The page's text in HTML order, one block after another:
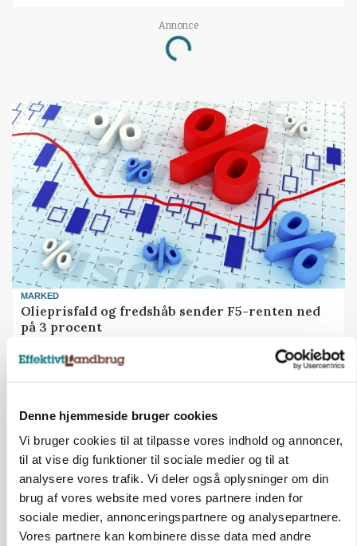
Denne hjemmeside bruger cookies
Vi bruger cookies til at tilpasse vores indhold og annoncer,
til at vise dig funktioner til sociale medier og til at
analysere vores trafik. Vi deler også oplysninger om din
brug af vores website med vores partnere inden for
sociale medier, annonceringspartnere og analysepartnere.
Vores partnere kan kombinere disse data med andre
Annonce
Loading...
MARKED
Olieprisfald og fredshåb sender F5-renten ned
på 3 procent